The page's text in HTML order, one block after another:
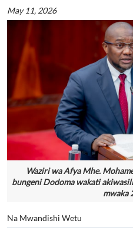
May 11, 2026
Waziri wa Afya Mhe.
bungeni Dodoma wakati
mwaka
Na Mwandishi Wetu